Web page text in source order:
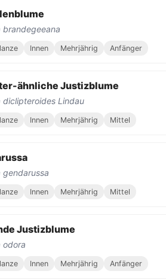
brandegeeana
Innen Mehrjährig Anfänger
ähnliche Justizblume
diclipteroides Lindau
Innen Mehrjährig Mittel
gendarussa
Innen Mehrjährig Mittel
Justizblume
odora
Innen Mehrjährig Anfänger